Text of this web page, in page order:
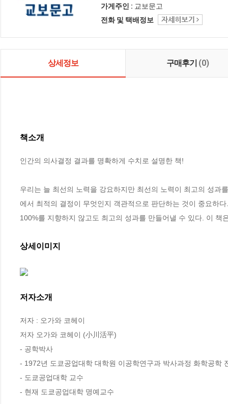
가게주인 : 교보문고
전화 및 택배정보
상세정보 구매후기 (0)
책소개
인간의 의사결정 결과를 명확하게 수치로 설명한 책!
우리는 늘 최선의 노력을 강요하지만 최선의 노력이 최고의 성과
에서 최적의 결정이 무엇인지 객관적으로 판단하는 것이 중요하
100%를 지향하지 않고도 최고의 성과를 만들어낼 수 있다. 이
상세이미지
저자소개
저자 : 오가와 코헤이
저자 오가와 코헤이 (小川活平)
- 공학박사
- 1972년 도쿄공업대학 대학원 이공학연구과 박사과정 화학공학
- 도쿄공업대학 교수
- 현재 도쿄공업대학 명예교수